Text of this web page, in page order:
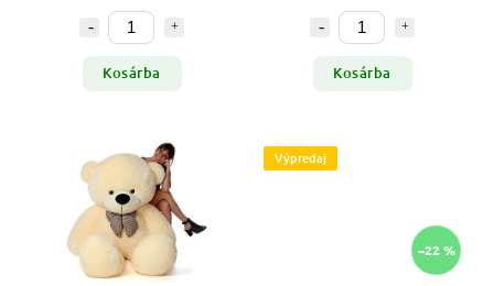
Kosárba Kosárba
Výpredaj
–22 %